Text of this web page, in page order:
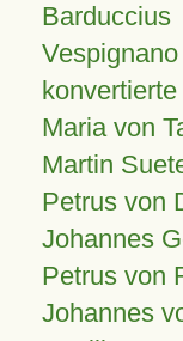
Vespignano
Maria von
Martin
Petrus von
Johannes
Petrus von
Johannes